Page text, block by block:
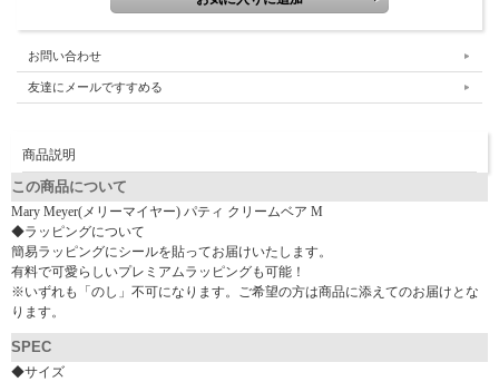
お問い合わせ
友達にメールですすめる
商品説明
この商品について
Mary Meyer(メリーマイヤー) パティ クリームベア M
◆ラッピングについて
簡易ラッピングにシールを貼ってお届けいたします。
有料で可愛らしいプレミアムラッピングも可能！
※いずれも「のし」不可になります。ご希望の方は商品に添えてのお届けとな
ります。
SPEC
◆サイズ